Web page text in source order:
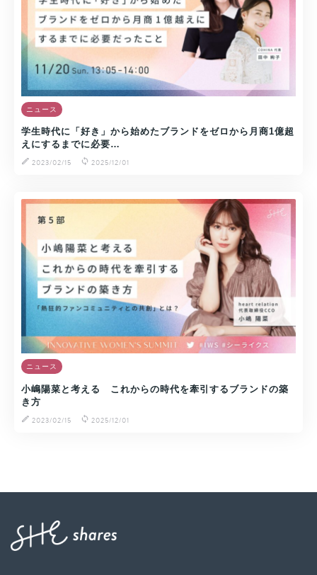
ニュース
学生時代に「好き」から始めたブランドをゼロから月商1億超
えにするまでに必要…
2023/02/15
2025/12/01
ニュース
小嶋陽菜と考える これからの時代を牽引するブランドの築
き方
2023/02/15
2025/12/01